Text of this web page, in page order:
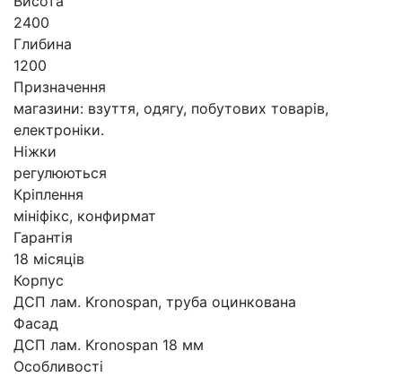
2400
Глибина
1200
Призначення
магазини: взуття, одягу, побутових товарів,
електроніки.
Ніжки
регулюються
Кріплення
мініфікс, конфирмат
Гарантія
18 місяців
Корпус
ДСП лам. Kronospan, труба оцинкована
Фасад
ДСП лам. Kronospan 18 мм
Особливості